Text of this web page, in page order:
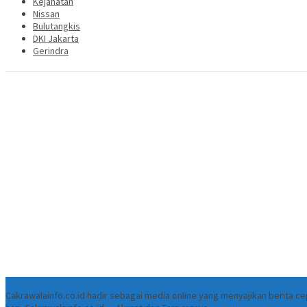
Nissan
Bulutangkis
DKI Jakarta
Gerindra
Cakrawalainfo.co.id hadir sebagai media online yang menyajikan berita